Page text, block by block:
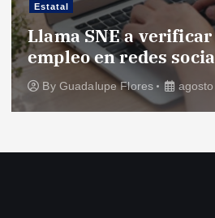
Estatal
Llama SNE a
empleo en redes
By Guadalupe Flores